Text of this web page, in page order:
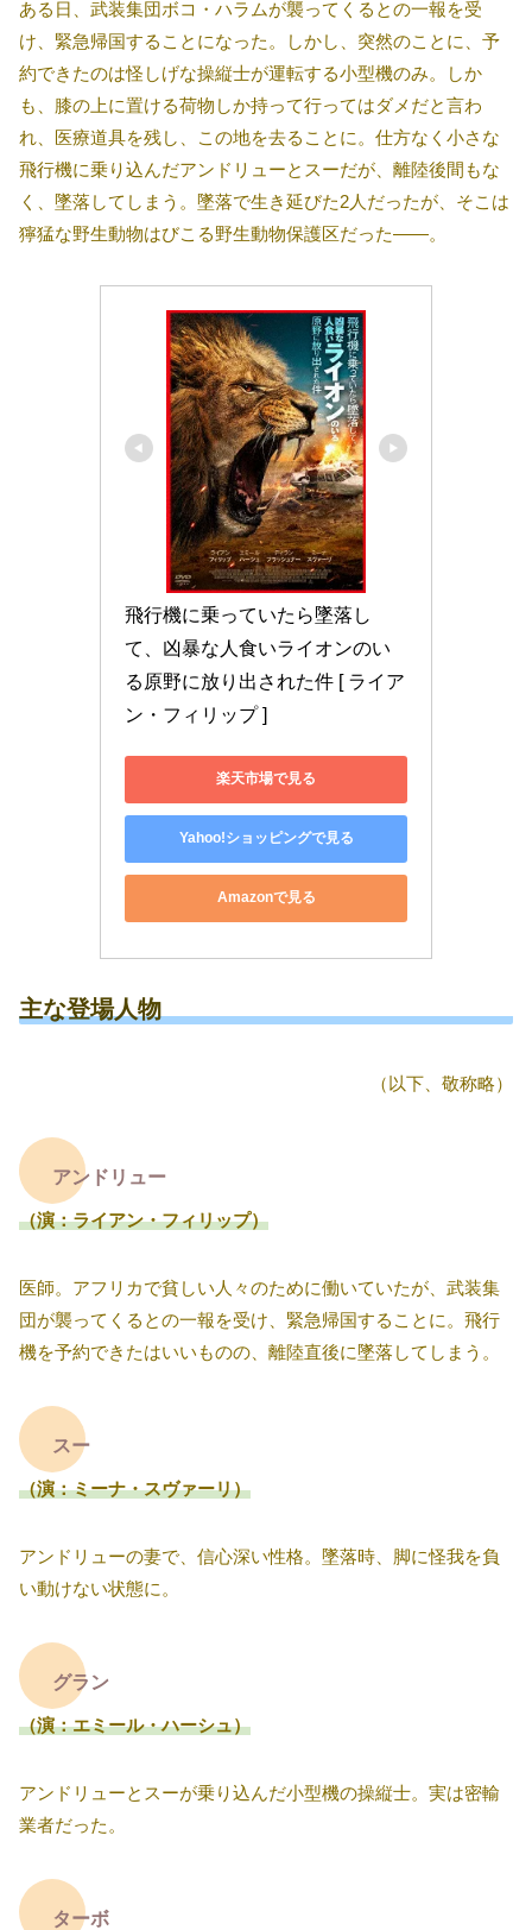
ある日、武装集団ボコ・ハラムが襲ってくるとの一報を受
け、緊急帰国することになった。しかし、突然のことに、予
約できたのは怪しげな操縦士が運転する小型機のみ。しか
も、膝の上に置ける荷物しか持って行ってはダメだと言わ
れ、医療道具を残し、この地を去ることに。仕方なく小さな
飛行機に乗り込んだアンドリューとスーだが、離陸後間もな
く、墜落してしまう。墜落で生き延びた2人だったが、そこは
獰猛な野生動物はびこる野生動物保護区だった――。
飛行機に乗っていたら墜落し
て、凶暴な人食いライオンのい
る原野に放り出された件 [ ライア
ン・フィリップ ]
楽天市場で見る
Yahoo!ショッピングで見る
Amazonで見る
主な登場人物
（以下、敬称略）
アンドリュー
（演：ライアン・フィリップ）
医師。アフリカで貧しい人々のために働いていたが、武装集
団が襲ってくるとの一報を受け、緊急帰国することに。飛行
機を予約できたはいいものの、離陸直後に墜落してしまう。
スー
（演：ミーナ・スヴァーリ）
アンドリューの妻で、信心深い性格。墜落時、脚に怪我を負
い動けない状態に。
グラン
（演：エミール・ハーシュ）
アンドリューとスーが乗り込んだ小型機の操縦士。実は密輸
業者だった。
ターボ